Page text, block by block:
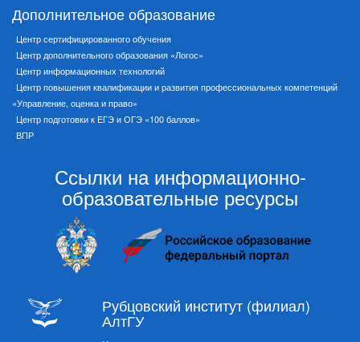
Дополнительное образование
Центр сертифицированного обучения
Центр дополнительного образования «Логос»
Центр информационных технологий
Центр повышения квалификации и развития профессиональных компетенций
«Управление, оценка и право»
Центр подготовки к ЕГЭ и ОГЭ «100 баллов»
ВПР
Ссылки на информационно-
образовательные ресурсы
Рубцовский институт (филиал)
АлтГУ